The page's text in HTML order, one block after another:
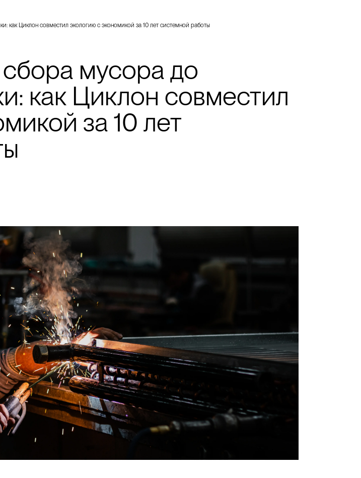
как Циклон совместил экологию с экономикой за 10 лет системной работы
мусора до
как Циклон совместил
за 10 лет